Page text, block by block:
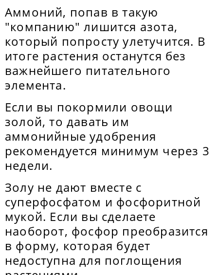
Аммоний, попав в такую
"компанию" лишится азота,
который попросту улетучится. В
итоге растения останутся без
важнейшего питательного
элемента.
Если вы покормили овощи
золой, то давать им
аммонийные удобрения
рекомендуется минимум через 3
недели.
Золу не дают вместе с
суперфосфатом и фосфоритной
мукой. Если вы сделаете
наоборот, фосфор преобразится
в форму, которая будет
недоступна для поглощения